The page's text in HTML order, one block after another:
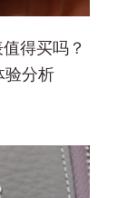
得买吗？
验分析